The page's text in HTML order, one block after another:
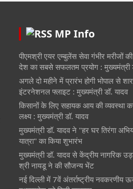
MP Info
पीएमश्री एयर एम्बुलेंस सेवा गंभीर मरीजों
देश का सबसे सफलतम प्रयोग : मुख्यमंत्री
अगले दो महीने में प्रारंभ होगी भोपाल से
इंटरनेशनल फ्लाइट : मुख्यमंत्री डॉ. यादव
किसानों के लिए सहायक आय की व्यवस्था
लक्ष्य : मुख्यमंत्री डॉ. यादव
मुख्यमंत्री डॉ. यादव ने "हर घर तिरंगा
यात्रा" का किया शुभारंभ
मुख्यमंत्री डॉ. यादव से केंद्रीय नागरिक
श्री नायडू ने की सौजन्य भेंट
नई दिल्ली में 7वें अंतर्राष्ट्रीय नवकरणीय